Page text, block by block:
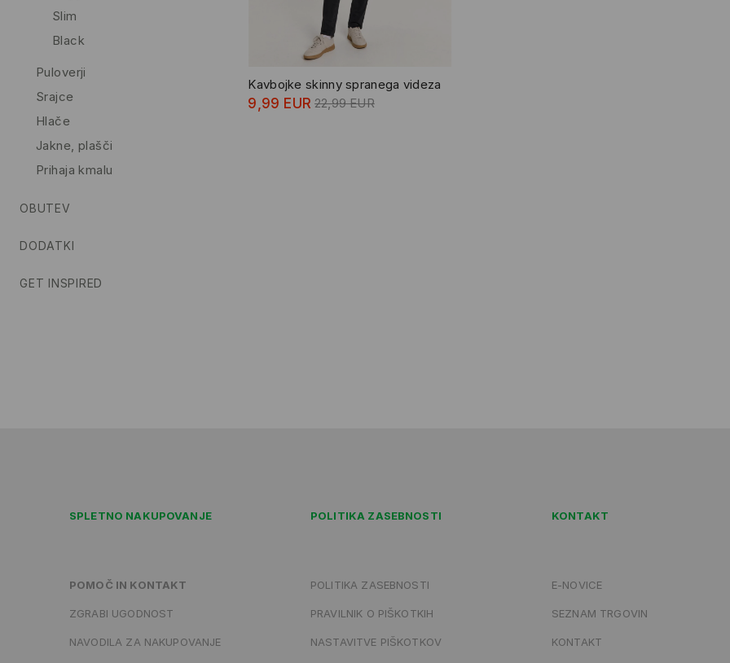
Slim
Black
Puloverji
Srajce
Hlače
Jakne, plašči
Prihaja kmalu
OBUTEV
DODATKI
GET INSPIRED
Kavbojke skinny spranega videza
9,99 EUR 22,99 EUR
SPLETNO NAKUPOVANJE
POMOČ IN KONTAKT
ZGRABI UGODNOST
NAVODILA ZA NAKUPOVANJE
POLITIKA ZASEBNOSTI
POLITIKA ZASEBNOSTI
PRAVILNIK O PIŠKOTKIH
NASTAVITVE PIŠKOTKOV
KONTAKT
E-NOVICE
SEZNAM TRGOVIN
KONTAKT